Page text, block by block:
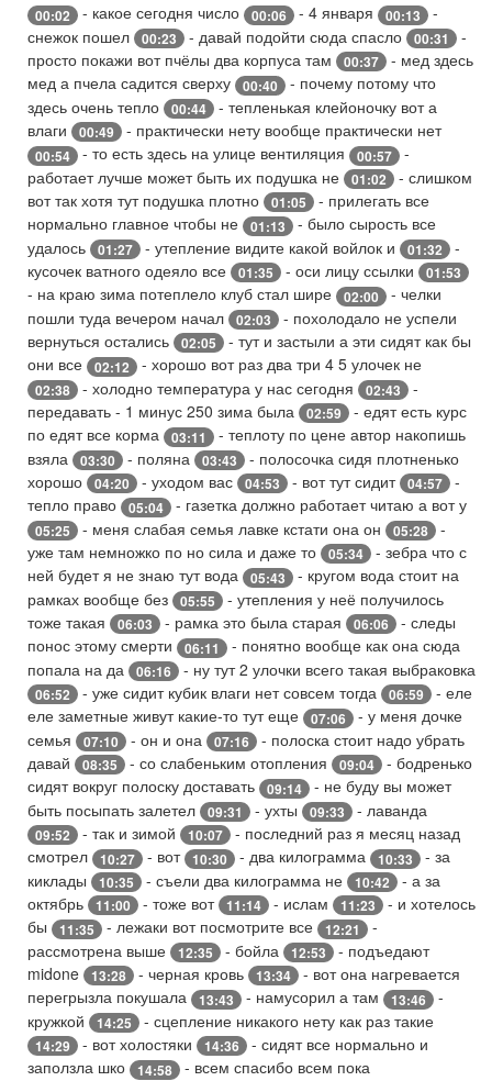
00:02 - какое сегодня число 00:06 - 4 января 00:13
-
снежок пошел
00:23 - давай подойти сюда спасло 00:31
-
просто покажи вот пчёлы два корпуса там
00:37
- мед здесь
мед а пчела садится сверху
00:40
- почему потому что
здесь очень тепло
00:44
- тепленькая клейоночку вот а
влаги
00:49 - практически нету вообще практически нет
00:54 - то есть здесь на улице вентиляция 00:57
-
работает лучше может быть их подушка не
01:02
- слишком
вот так хотя тут подушка плотно
01:05
- прилегать все
нормально главное чтобы не
01:13
- было сырость все
удалось
01:27 - утепление видите какой войлок и 01:32
-
кусочек ватного одеяло все
01:35 - оси лицу ссылки 01:53
- на краю зима потеплело клуб стал шире 02:00
- челки
пошли туда вечером начал
02:03
- похолодало не успели
вернуться остались
02:05
- тут и застыли а эти сидят как бы
они все
02:12 - хорошо вот раз два три 4 5 улочек не
02:38 - холодно температура у нас сегодня 02:43
-
передавать - 1 минус 250 зима была
02:59
- едят есть курс
по едят все корма
03:11
- теплоту по цене автор накопишь
взяла
03:30 - поляна 03:43
- полосочка сидя плотненько
хорошо
04:20 - уходом вас 04:53 - вот тут сидит 04:57
-
тепло право
05:04 - газетка должно работает читаю а вот у
05:25 - меня слабая семья лавке кстати она он 05:28
-
уже там немножко по но сила и даже то
05:34
- зебра что с
ней будет я не знаю тут вода
05:43
- кругом вода стоит на
рамках вообще без
05:55
- утепления у неё получилось
тоже такая
06:03 - рамка это была старая 06:06
- следы
понос этому смерти
06:11
- понятно вообще как она сюда
попала на да
06:16 - ну тут 2 улочки всего такая выбраковка
06:52 - уже сидит кубик влаги нет совсем тогда 06:59
- еле
еле заметные живут какие-то тут еще
07:06
- у меня дочке
семья
07:10 - он и она 07:16
- полоска стоит надо убрать
давай
08:35 - со слабеньким отопления 09:04
- бодренько
сидят вокруг полоску доставать
09:14
- не буду вы может
быть посыпать залетел
09:31 - ухты 09:33 - лаванда
09:52 - так и зимой 10:07
- последний раз я месяц назад
смотрел
10:27 - вот 10:30 - два килограмма 10:33
- за
киклады
10:35 - съели два килограмма не 10:42
- а за
октябрь
11:00 - тоже вот 11:14 - ислам 11:23
- и хотелось
бы
11:35 - лежаки вот посмотрите все 12:21
-
рассмотрена выше
12:35 - бойла 12:53
- подъедают
midone
13:28 - черная кровь 13:34
- вот она нагревается
перегрызла покушала
13:43 - намусорил а там 13:46
-
кружкой
14:25 - сцепление никакого нету как раз такие
14:29 - вот холостяки 14:36
- сидят все нормально и
заползла шко
14:58 - всем спасибо всем пока